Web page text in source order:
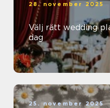
28. november 2025
Välj rätt wedding
dag
25. november 2025